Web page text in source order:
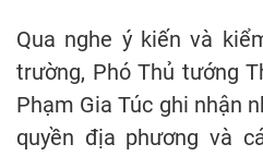
Qua nghe ý kiến và
trường, Phó Thủ tướng
Phạm Gia Túc ghi nhận
quyền địa phương và